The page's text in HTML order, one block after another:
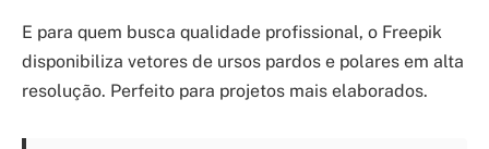
E para quem busca qualidade profissional, o Freepik
disponibiliza vetores de ursos pardos e polares em alta
resolução. Perfeito para projetos mais elaborados.